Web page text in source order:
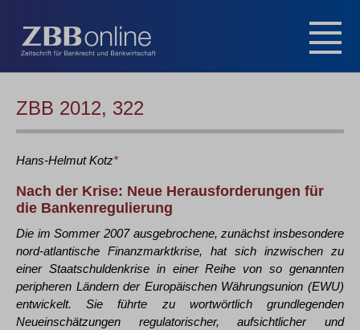
ZBB 2012, 322
Hans-Helmut Kotz*
Nach der Krise: Neue Herausforderungen für
die Bankenregulierung
Die im Sommer 2007 ausgebrochene, zunächst insbesondere
nord-atlantische Finanzmarktkrise, hat sich inzwischen zu
einer Staatschuldenkrise in einer Reihe von so genannten
peripheren Ländern der Europäischen Währungsunion (EWU)
entwickelt. Sie führte zu wortwörtlich grundlegenden
Neueinschätzungen regulatorischer, aufsichtlicher und